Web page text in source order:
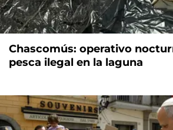
Chascomús: operativo
pesca ilegal en la laguna